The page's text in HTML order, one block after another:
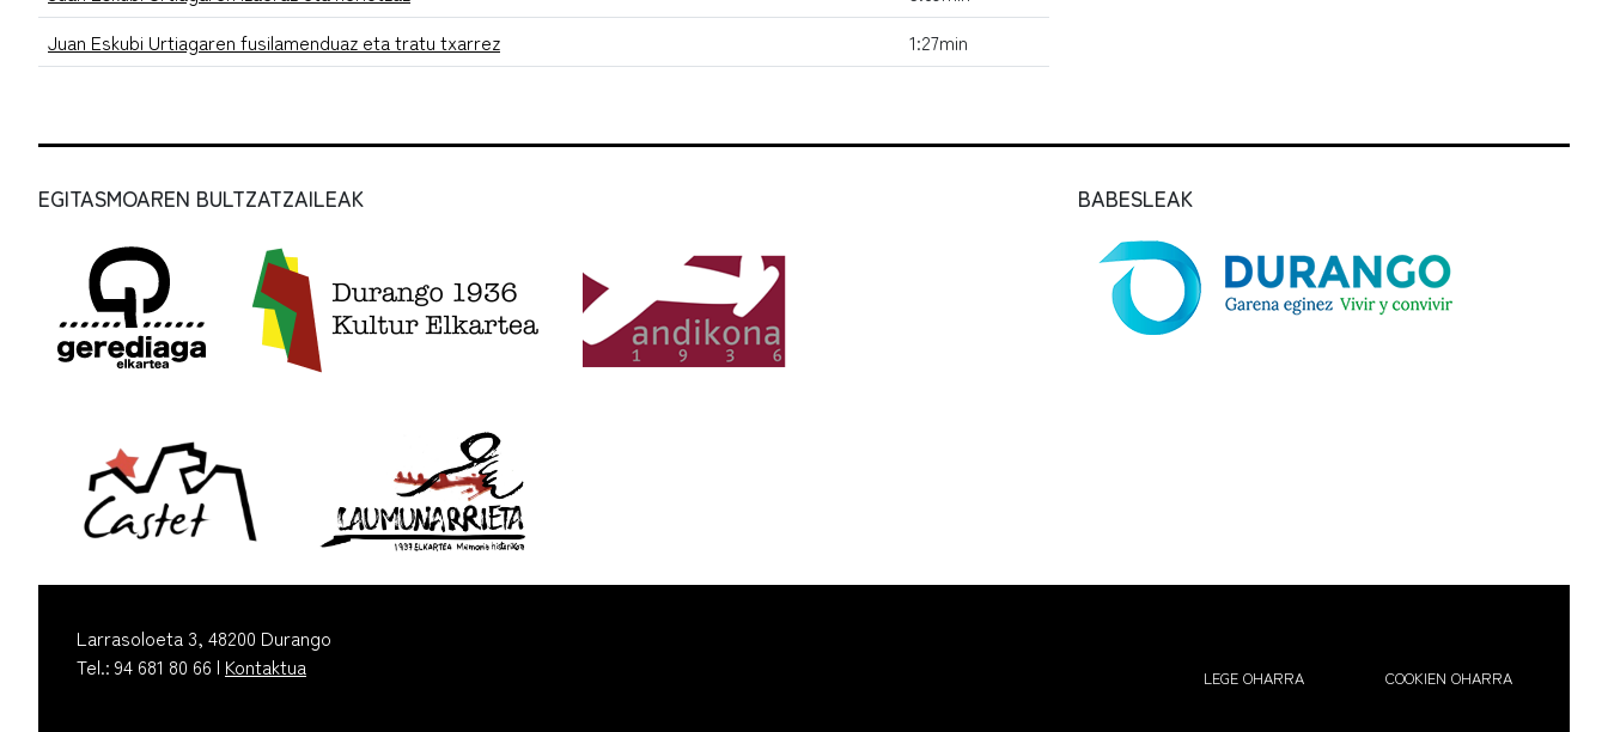
Juan Eskubi Urtiagaren fusilamenduaz eta tratu txarrez
1:27min
EGITASMOAREN BULTZATZAILEAK BABESLEAK
Larrasoloeta 3, 48200 Durango
Tel.: 94 681 80 66 | Kontaktua LEGE OHARRA COOKIEN OHARRA